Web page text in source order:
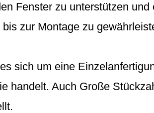
Fenster zu unterstützen
bis zur Montage zu
sich um eine
handelt. Auch Große